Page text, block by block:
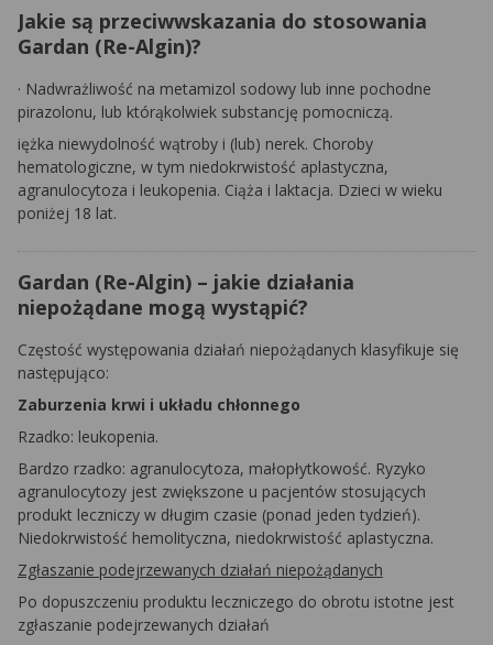
Jakie są przeciwwskazania do stosowania
Gardan (Re-Algin)?
· Nadwrażliwość na metamizol sodowy lub inne pochodne
pirazolonu, lub którąkolwiek substancję pomocniczą.
iężka niewydolność wątroby i (lub) nerek. Choroby
hematologiczne, w tym niedokrwistość aplastyczna,
agranulocytoza i leukopenia. Ciąża i laktacja. Dzieci w wieku
poniżej 18 lat.
Gardan (Re-Algin) – jakie działania
niepożądane mogą wystąpić?
Częstość występowania działań niepożądanych klasyfikuje się
następująco:
Zaburzenia krwi i układu chłonnego
Rzadko: leukopenia.
Bardzo rzadko: agranulocytoza, małopłytkowość. Ryzyko
agranulocytozy jest zwiększone u pacjentów stosujących
produkt leczniczy w długim czasie (ponad jeden tydzień).
Niedokrwistość hemolityczna, niedokrwistość aplastyczna.
Zgłaszanie podejrzewanych działań niepożądanych
Po dopuszczeniu produktu leczniczego do obrotu istotne jest
zgłaszanie podejrzewanych działań